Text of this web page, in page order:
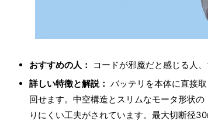
おすすめの人：
コードが邪魔だと感じる人
詳しい特徴と解説： バッテリを本体に直接
回せます。中空構造とスリムなモータ形状
りにくい工夫がされています。最大切断径